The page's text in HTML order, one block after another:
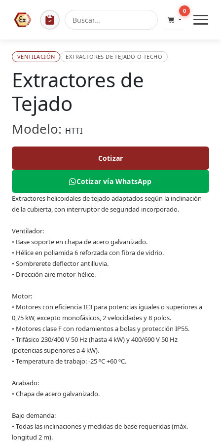
0
VENTILACIÓN EXTRACTORES DE TEJADO O TECHO
Extractores de
Tejado
Modelo: HTTI
Cotizar
Cotizar vía WhatsApp
Extractores helicoidales de tejado adaptados según la inclinación
de la cubierta, con interruptor de seguridad incorporado.
Ventilador:
• Base soporte en chapa de acero galvanizado.
• Hélice en poliamida 6 reforzada con fibra de vidrio.
• Sombrerete deflector antilluvia.
• Dirección aire motor-hélice.
Motor:
• Motores con eficiencia IE3 para potencias iguales o superiores a
0,75 kW, excepto monofásicos, 2 velocidades y 8 polos.
• Motores clase F con rodamientos a bolas y protección IP55.
• Trifásico 230/400 V 50 Hz (hasta 4 kW) y 400/690 V 50 Hz
(potencias superiores a 4 kW).
• Temperatura de trabajo: -25 ºC +60 ºC.
Acabado:
• Chapa de acero galvanizado.
Bajo demanda:
• Todas las inclinaciones y medidas de base requeridas (máx.
longitud 2 m).